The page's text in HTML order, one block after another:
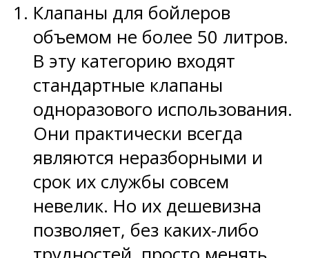
Клапаны для бойлеров
объемом не более 50 литров.
В эту категорию входят
стандартные клапаны
одноразового использования.
Они практически всегда
являются неразборными и
срок их службы совсем
невелик. Но их дешевизна
позволяет, без каких-либо